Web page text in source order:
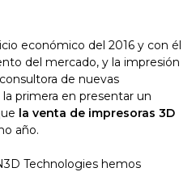
económico del 2016 y con él
del mercado, y la impresión
de nuevas
la primera en presentar un
la venta de impresoras 3D
año.
Technologies hemos